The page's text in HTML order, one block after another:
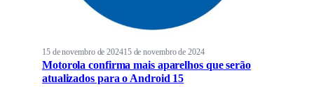
15 de novembro de 202415 de novembro de 2024
Motorola confirma mais aparelhos que serão
atualizados para o Android 15